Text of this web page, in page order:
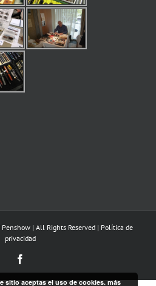
| All Rights Reserved | Política de
privacidad
sitio aceptas el uso de cookies.más